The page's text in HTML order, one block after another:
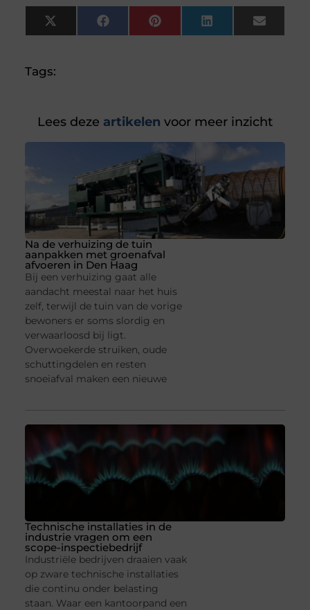
X
(Twitter)
FacebookPinterestLinkedInEmail
Tags:
Lees deze artikelen voor meer inzicht
Na de verhuizing de tuin
aanpakken met groenafval
afvoeren in Den Haag
Bij een verhuizing gaat alle
aandacht meestal naar het huis
zelf, terwijl de tuin van de vorige
bewoners er soms slordig en
verwaarloosd bij ligt.
Overwoekerde struiken, oude
schuttingdelen en resten
snoeiafval maken een nieuwe
Technische installaties in de
industrie vragen om een
scope-inspectiebedrijf
Industriële bedrijven draaien vaak
op zware technische installaties
die continu onder belasting
staan. Waar een kantoorpand een